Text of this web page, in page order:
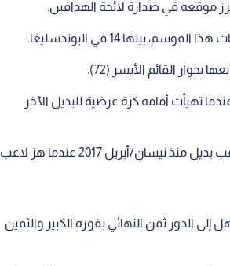
موقعه في صدارة لائحة الهدافين.
القائم الأيسر (72).
تهيأت أمامه كرة عرضية للبديل الآخر
وسجل بيريسيتش هدفه بعد 33 ثانية من دخوله في أسرع هدف للاعب بديل منذ نيسان/أبريل 2017 عندما هز لاعب
الدور ثمن النهائي بفوزه الكبير والثمين